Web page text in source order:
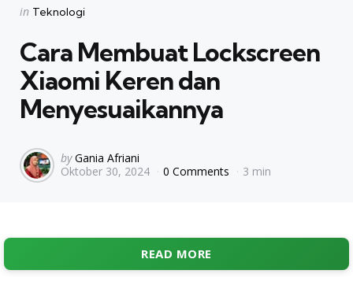
Categories
Posted
in Teknologi
Cara Membuat Lockscreen
Xiaomi Keren dan
Menyesuaikannya
Posted
by
by Gania Afriani
Oktober 30, 2024
0 Comments 3 min
READ MORE